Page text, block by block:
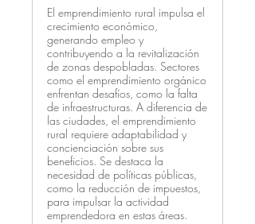
El emprendimiento rural impulsa el
crecimiento económico,
generando empleo y
contribuyendo a la revitalización
de zonas despobladas. Sectores
como el emprendimiento orgánico
enfrentan desafíos, como la falta
de infraestructuras. A diferencia de
las ciudades, el emprendimiento
rural requiere adaptabilidad y
concienciación sobre sus
beneficios. Se destaca la
necesidad de políticas públicas,
como la reducción de impuestos,
para impulsar la actividad
emprendedora en estas áreas.